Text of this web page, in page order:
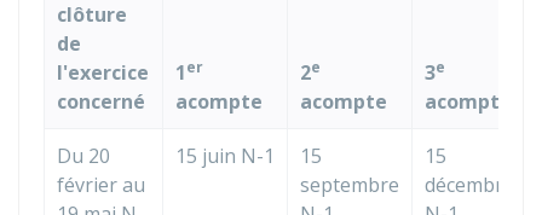
clôture
de
l'exercice
concerné
1er
acompte
2e
acompte
3e
acompte
Du 20
février au
15 juin N-1
15
septembre
15
décembre